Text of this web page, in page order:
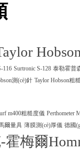
116 Surtronic S-128 泰勒霍普
測(cè)針 Taylor Hobson粗
m400粗糙度儀 Perthometer
爾量具 薄膜測(cè)厚儀 德國
霍梅爾